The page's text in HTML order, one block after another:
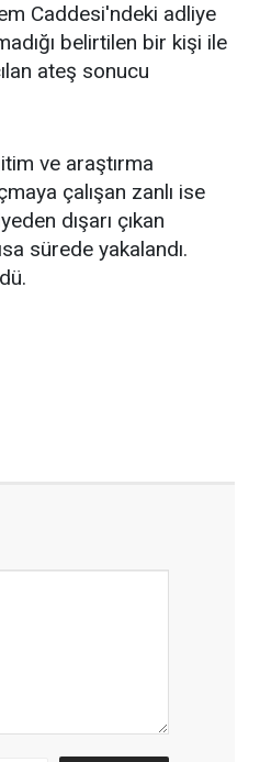
Caddesi'ndeki adliye
belirtilen bir kişi ile
ateş sonucu
ve araştırma
çalışan zanlı ise
dışarı çıkan
sürede yakalandı.